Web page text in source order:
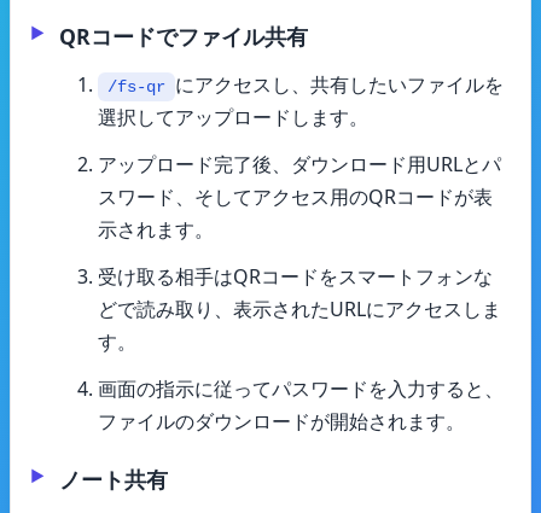
QRコードでファイル共有
/fs-qr にアクセスし、共有したいファイルを
選択してアップロードします。
アップロード完了後、ダウンロード用URLとパ
スワード、そしてアクセス用のQRコードが表
示されます。
受け取る相手はQRコードをスマートフォンな
どで読み取り、表示されたURLにアクセスしま
す。
画面の指示に従ってパスワードを入力すると、
ファイルのダウンロードが開始されます。
ノート共有